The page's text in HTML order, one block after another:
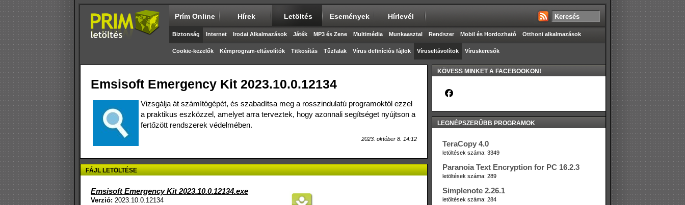
Prím Online Hírek Letöltés Események Hírlevél
Biztonság Internet Irodai Alkalmazások Játék MP3 és Zene Multimédia Munkaasztal Rendszer Mobil és Hordozható Otthoni alkalmazások
Cookie-kezelők Kémprogram-eltávolítók Titkosítás Tűzfalak Vírus definíciós fájlok Víruseltávolítok Víruskeresők
Emsisoft Emergency Kit 2023.10.0.12134
Vizsgálja át számítógépét, és szabadítsa meg a rosszindulatú programoktól ezzel
a praktikus eszközzel, amelyet arra terveztek, hogy azonnali segítséget nyújtson a
fertőzött rendszerek védelmében.
2023. október 8. 14:12
FÁJL LETÖLTÉSE
Emsisoft Emergency Kit 2023.10.0.12134.exe
Verzió: 2023.10.0.12134
KÖVESS MINKET A FACEBOOKON!
LEGNÉPSZERŰBB PROGRAMOK
TeraCopy 4.0
letöltések száma: 3349
Paranoia Text Encryption for PC 16.2.3
letöltések száma: 289
Simplenote 2.26.1
letöltések száma: 284